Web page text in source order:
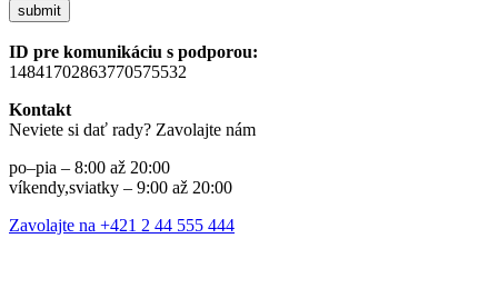
submit
ID pre komunikáciu s podporou:
14841702863770575532
Kontakt
Neviete si dať rady? Zavolajte nám
po–pia – 8:00 až 20:00
víkendy,sviatky – 9:00 až 20:00
Zavolajte na +421 2 44 555 444